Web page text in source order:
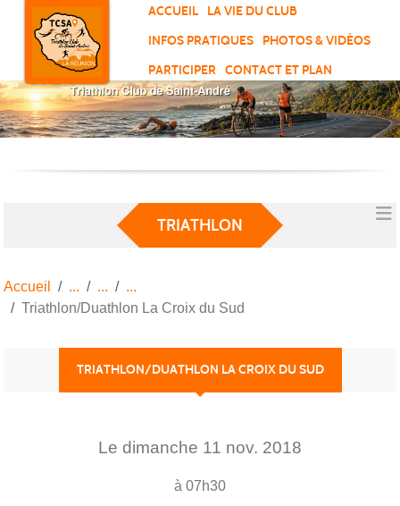
ACCUEIL
LA VIE DU CLUB
INFOS PRATIQUES
PHOTOS & VIDÉOS
PARTICIPER
CONTACT ET PLAN
TRIATHLON
Accueil
Triathlon/Duathlon La Croix du Sud
TRIATHLON/DUATHLON LA CROIX DU SUD
Le dimanche 11 nov. 2018
à 07h30
Panneau de gestion des cookies